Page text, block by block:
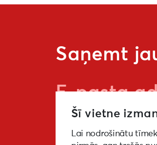
Saņemt
Šī vietne
Lai nodrošinātu